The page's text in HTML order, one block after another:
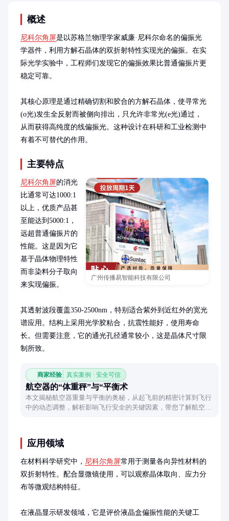
概述
尼科尔角屏是以苏格兰物理学家威廉·尼科尔命名的偏振光
学器件，利用方解石晶体的双折射特性实现光的偏振。在实
际光学实验中，工程师们发现它的偏振效果比普通偏振片更
稳定可靠。
其核心原理是通过精确切割和胶合的方解石晶体，使寻常光
(o光)发生全反射而被侧向排出，只允许非常光(e光)通过，
从而获得高纯度的线偏振光。这种设计在科研和工业检测中
有着不可替代的作用。
主要特点
广州传播易智能科技有限公司
尼科尔角屏的消光
比通常可达1000:1
以上，优质产品甚
至能达到5000:1，
远超普通偏振片的
性能。这是因为它
基于晶体物理特性
而非染料分子取向
来实现偏振。
其透射波段覆盖350-2500nm，特别适合紫外到近红外的宽光
谱应用。结构上采用光学胶粘合，抗震性能好，使用寿命
长。但需要注意，它的通光孔径通常较小，这是晶体尺寸限
制所致。
商家经验 真实案例 · 安全可信
航空器的“体重秤”与“平衡术
本文揭秘航空器重量与平衡的奥秘，从起飞前的精密计算到飞行
中的动态调整，解析影响飞行安全的关键因素，带您了解航空器
应用领域
在材料科学研究中， 尼科尔角屏常用于测量各向异性材料的
双折射特性。配合显微镜使用，可以观察晶体取向、应力分
布等微观结构特征。
在液晶显示研发领域，它是评价液晶盒偏振性能的关键工